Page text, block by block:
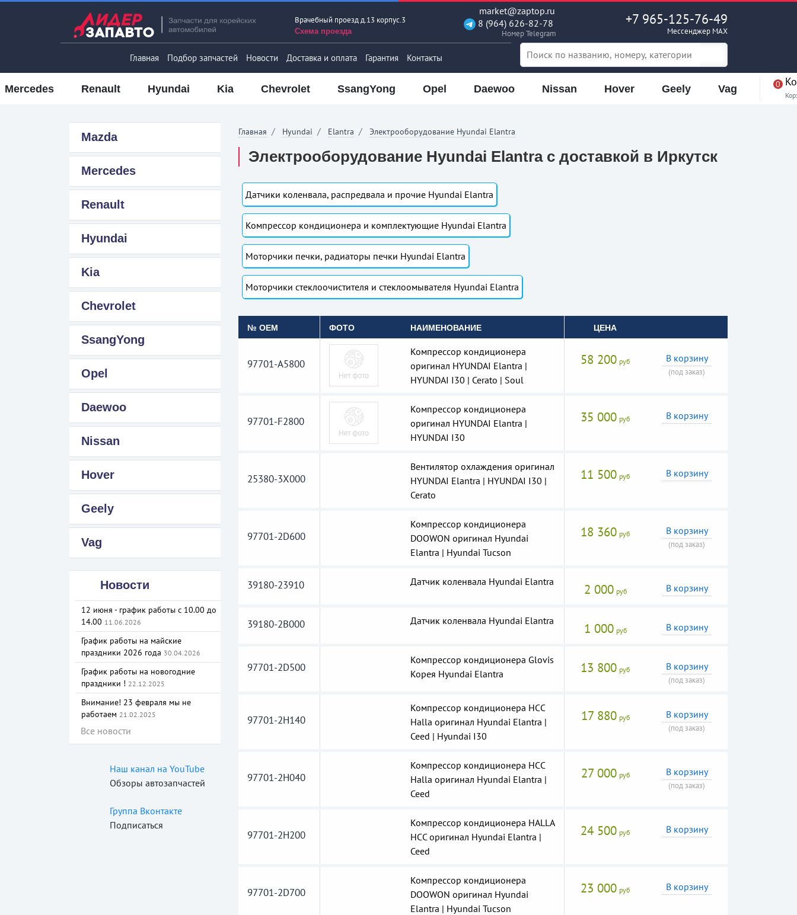
Врачебный проезд д.13 корпус.3
Схема проезда
market@zaptop.ru
8 (964) 626-82-78
Номер Telegram
+7 965-125-76-49
Мессенджер MAX
Главная Подбор запчастей Новости Доставка и оплата Гарантия Контакты
Mercedes Renault Hyundai Kia Chevrolet SsangYong Opel Daewoo Nissan Hover Geely Vag 0
Mazda
Mercedes
Renault
Hyundai
Kia
Chevrolet
SsangYong
Opel
Daewoo
Nissan
Hover
Geely
Vag
Новости
12 июня - график работы с 10.00 до
14.00 11.06.2026
График работы на майские
праздники 2026 года 30.04.2026
График работы на новогодние
праздники ! 22.12.2025
Внимание! 23 февраля мы не
работаем 21.02.2025
Все новости
Наш канал на YouTube
Обзоры автозапчастей
Группа Вконтакте
Подписаться
Главная Hyundai Elantra Электрооборудование Hyundai Elantra
Электрооборудование Hyundai Elantra с доставкой в Иркутск
Датчики коленвала, распредвала и прочие Hyundai Elantra
Компрессор кондиционера и комплектующие Hyundai Elantra
Моторчики печки, радиаторы печки Hyundai Elantra
Моторчики стеклоочистителя и стеклоомывателя Hyundai Elantra
№ OEM ФОТО НАИМЕНОВАНИЕ ЦЕНА
97701-A5800
Компрессор кондиционера
оригинал HYUNDAI Elantra |
HYUNDAI I30 | Cerato | Soul
58 200 руб В корзину
(под заказ)
97701-F2800
Компрессор кондиционера
оригинал HYUNDAI Elantra |
HYUNDAI I30
35 000 руб В корзину
25380-3X000
Вентилятор охлаждения оригинал
HYUNDAI Elantra | HYUNDAI I30 |
Cerato
11 500 руб В корзину
97701-2D600
Компрессор кондиционера
DOOWON оригинал Hyundai
Elantra | Hyundai Tucson
18 360 руб В корзину
(под заказ)
39180-23910 Датчик коленвала Hyundai Elantra 2 000 руб В корзину
39180-2B000 Датчик коленвала Hyundai Elantra 1 000 руб В корзину
97701-2D500
Компрессор кондиционера Glovis
Корея Hyundai Elantra
13 800 руб В корзину
(под заказ)
97701-2H140
Компрессор кондиционера HCC
Halla оригинал Hyundai Elantra |
Ceed | Hyundai I30
17 880 руб В корзину
(под заказ)
97701-2H040
Компрессор кондиционера HCC
Halla оригинал Hyundai Elantra |
Ceed
27 000 руб В корзину
(под заказ)
97701-2H200
Компрессор кондиционера HALLA
HCC оригинал Hyundai Elantra |
Ceed
24 500 руб В корзину
97701-2D700
Компрессор кондиционера
DOOWON оригинал Hyundai
Elantra | Hyundai Tucson
23 000 руб В корзину